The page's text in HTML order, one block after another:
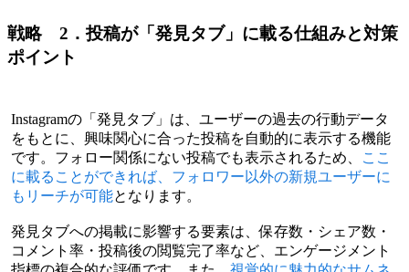
戦略 2．投稿が「発見タブ」に載る仕組みと対策
ポイント
Instagramの「発見タブ」は、ユーザーの過去の行動データ
をもとに、興味関心に合った投稿を自動的に表示する機能
です。フォロー関係にない投稿でも表示されるため、 ここ
に載ることができれば、フォロワー以外の新規ユーザーに
もリーチが可能となります。
発見タブへの掲載に影響する要素は、保存数・シェア数・
コメント率・投稿後の閲覧完了率など、エンゲージメント